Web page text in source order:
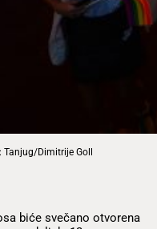
Tanjug/Dimitrije Goll
biće svečano otvorena